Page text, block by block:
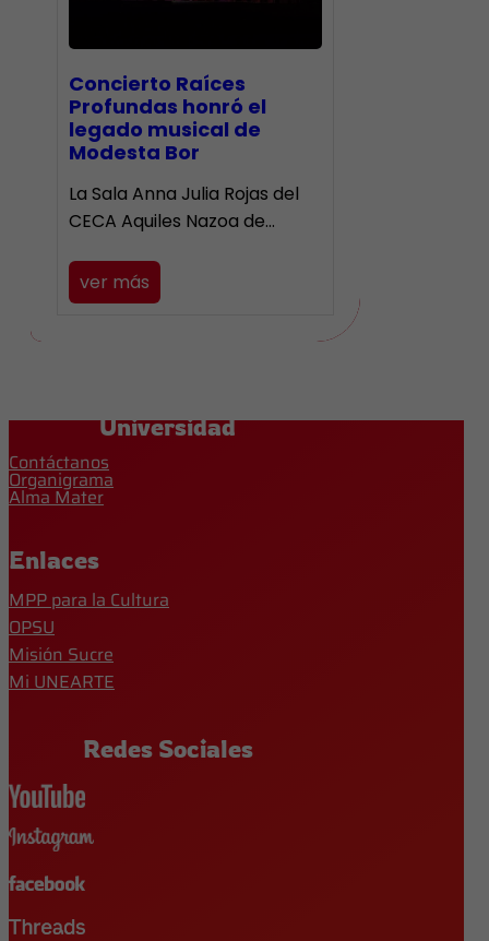
​Concierto Raíces
Profundas honró el
legado musical de
Modesta Bor
La Sala Anna Julia Rojas del
CECA Aquiles Nazoa de…
ver más
Universidad
Contáctanos
Organigrama
Alma Mater
Enlaces
MPP para la Cultura
OPSU
Misión Sucre
Mi UNEARTE
Redes Sociales